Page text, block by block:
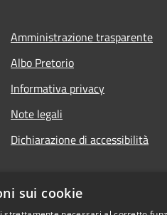
Amministrazione trasparente
Albo Pretorio
Informativa privacy
Note legali
Dichiarazione di accessibilità
sui cookie